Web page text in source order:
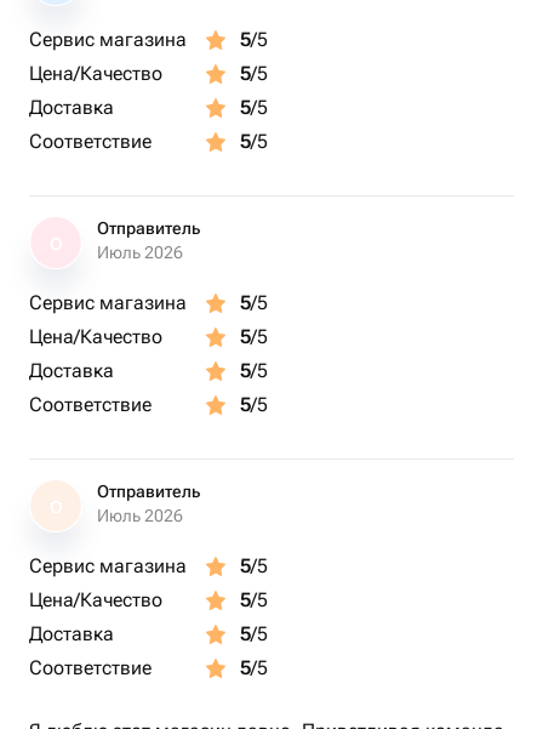
Сервис магазина 5/5
Цена/Качество
5/5
Доставка
5/5
Соответствие
5/5
Отправитель
Июль 2026
Сервис магазина 5/5
Цена/Качество
5/5
Доставка
5/5
Соответствие
5/5
О
Отправитель
Июль 2026
Сервис магазина 5/5
Цена/Качество
5/5
Доставка
5/5
Соответствие
5/5